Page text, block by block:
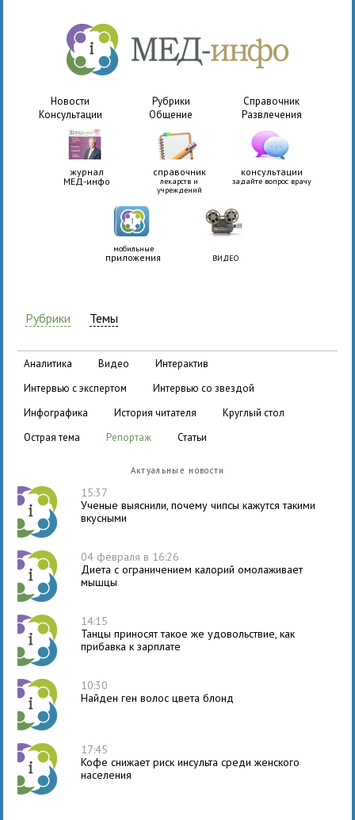
Новости Рубрики
Справочник
Консультации
Общение Развлечения
журнал
МЕД-инфо
справочник
лекарств и
учреждений
консультации
задайте вопрос врачу
мобильные
приложения ВИДЕО
Рубрики Темы
аналитика видео
интерактив
интервью с экспертом
интервью со звездой
инфографика
история читателя
круглый стол
острая тема
репортаж статьи
Актуальные новости
15:37
Ученые выяснили, почему чипсы кажутся такими
вкусными
04 февраля в 16:26
Диета с ограничением калорий омолаживает
мышцы
14:15
Танцы приносят такое же удовольствие, как
прибавка к зарплате
10:30
Найден ген волос цвета блонд
17:45
Кофе снижает риск инсульта среди женского
населения